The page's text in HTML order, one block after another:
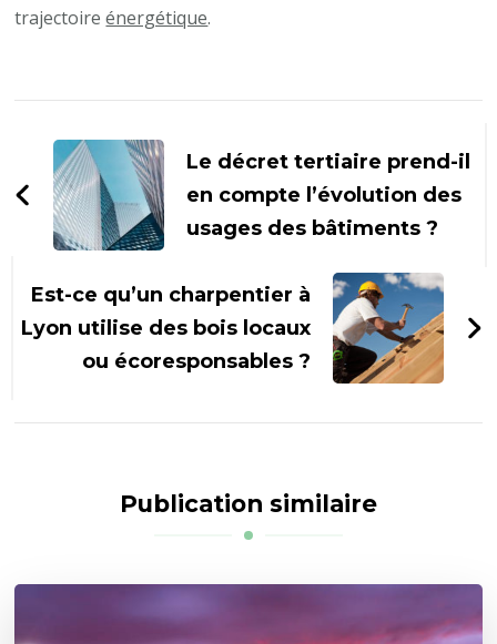
trajectoireénergétique.
d'article
Le décret tertiaire prend-il
en compte l’évolution des
usages des bâtiments ?
Est-ce qu’un charpentier à
Lyon utilise des bois locaux
ou écoresponsables ?
Publication similaire